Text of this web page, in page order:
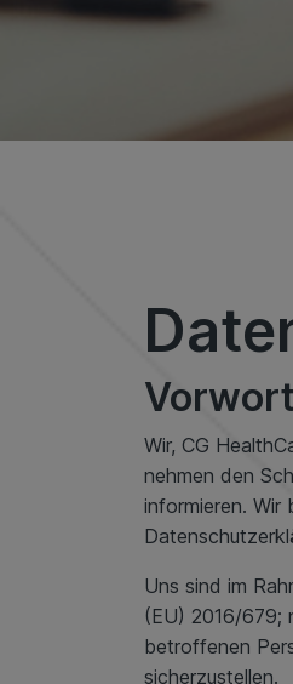
Vorwort
Wir, CG
nehmen den
informieren.
Uns sind im
(EU) 2016/679;
betroffenen
sicherzustellen.